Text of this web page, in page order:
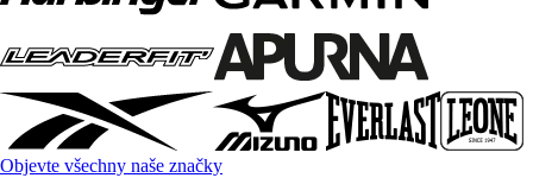
Objevte všechny naše značky